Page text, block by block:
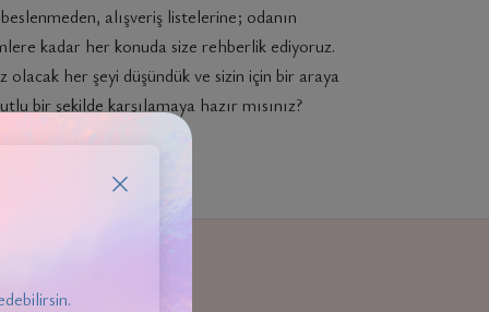
alışveriş listelerine; odanın
kadar her konuda size rehberlik ediyoruz.
olacak her şeyi düşündük ve sizin için bir araya
bir şekilde karşılamaya hazır mısınız?